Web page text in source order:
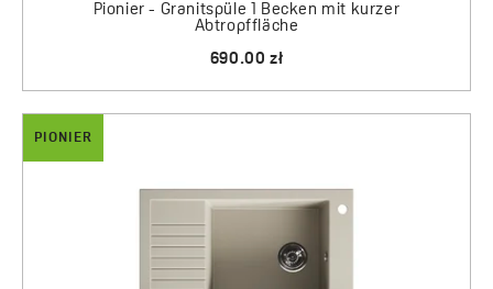
Pionier - Granitspüle 1 Becken mit kurzer
Abtropffläche
690.00 zł
PIONIER